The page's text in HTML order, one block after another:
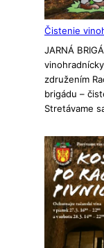
Čistenie
JARNÁ
združením
brigádu –
Stretávame